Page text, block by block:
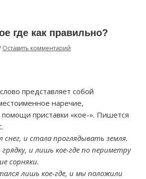
где как правильно?
Оставить комментарий
представляет собой
наречие,
приставки «кое-». Пишется
снег, и стала проглядывать земля.
и лишь кое-где по периметру
сорняки.
лишь кое-где, и мы положили